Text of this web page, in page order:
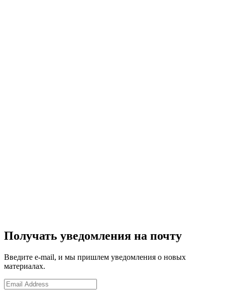
Получать уведомления на почту
Введите e-mail, и мы пришлем уведомления о новых
материалах.
Email
Address